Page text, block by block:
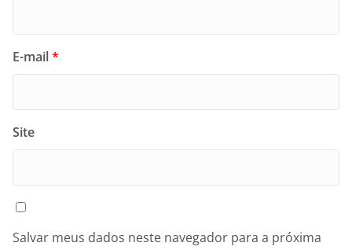
E-mail*
Site
Salvar meus dados neste navegador para a próxima